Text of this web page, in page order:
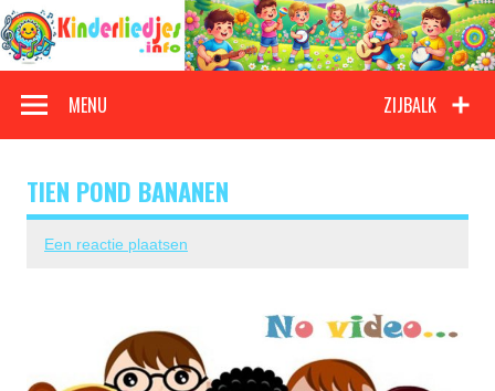
Doorgaan
naar
inhoud
Kinderliedjes
ZIJBALK
MENU
TIEN POND BANANEN
Een reactie plaatsen